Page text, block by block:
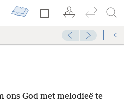
ons God met melodieë te